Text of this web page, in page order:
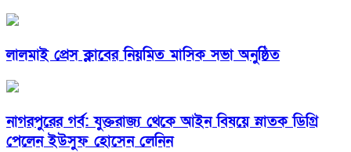
লালমাই প্রেস ক্লাবের নিয়মিত মাসিক সভা অনুষ্ঠিত
নাগরপুরের গর্ব: যুক্তরাজ্য থেকে আইন বিষয়ে স্নাতক ডিগ্রি
পেলেন ইউসুফ হোসেন লেনিন